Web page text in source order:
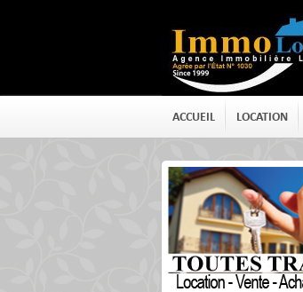
ACCUEIL LOCATION
CONTACT